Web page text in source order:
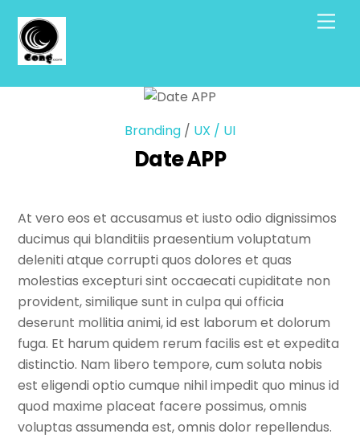
content
Branding / UX / UI
Date APP
At vero eos et accusamus et iusto odio dignissimos
ducimus qui blanditiis praesentium voluptatum
deleniti atque corrupti quos dolores et quas
molestias excepturi sint occaecati cupiditate non
provident, similique sunt in culpa qui officia
deserunt mollitia animi, id est laborum et dolorum
fuga. Et harum quidem rerum facilis est et expedita
distinctio. Nam libero tempore, cum soluta nobis
est eligendi optio cumque nihil impedit quo minus id
quod maxime placeat facere possimus, omnis
voluptas assumenda est, omnis dolor repellendus.